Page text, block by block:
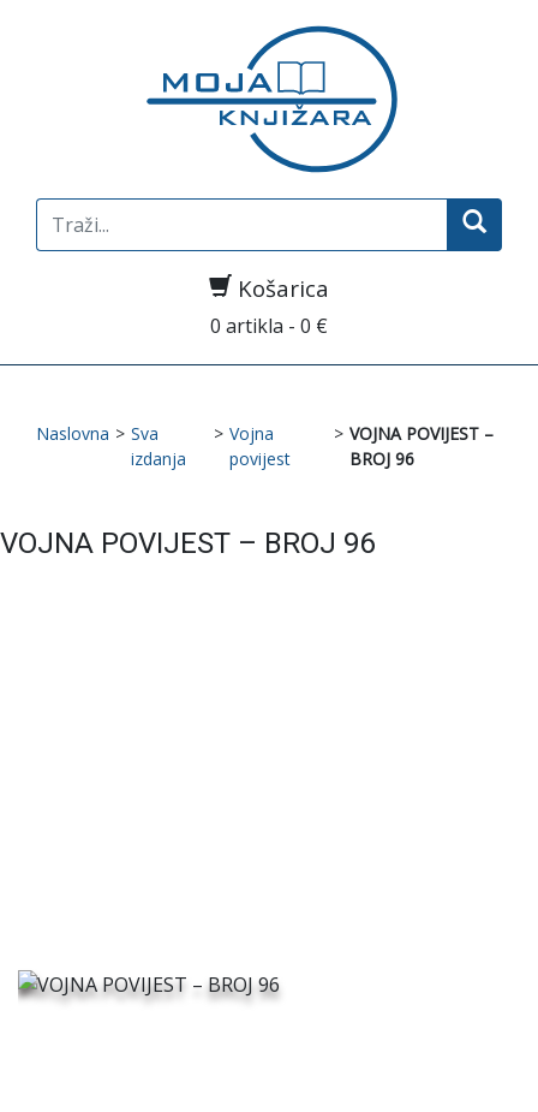
Search
for:
Košarica
0 artikla - 0 €
Naslovna > Sva
izdanja
> Vojna
povijest
> VOJNA POVIJEST –
BROJ 96
VOJNA POVIJEST – BROJ 96